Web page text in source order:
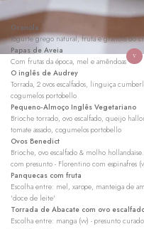
Granola
Iogurte grego natural, fruta e granola do
Papas de Aveia
Com frutas da época, mel e amêndoas
V
O inglês de Audrey
Torrada, 2 ovos escalfados, linguiça
cogumelos portobello
Pequeno-Almoço Inglês Vegetariano
Brioche torrado, ovo escalfado, queijo
tomate assado, cogumelos portobello
Ovos Benedict
Brioche, ovo escalfado & molho
com presunto - Florentino com espinafres
Panquecas com fruta
Escolha entre: mel, xarope, manteiga de
'doce de leite'
Torrada de Abacate com ovo
Escolha entre: manga (vv) - presunto